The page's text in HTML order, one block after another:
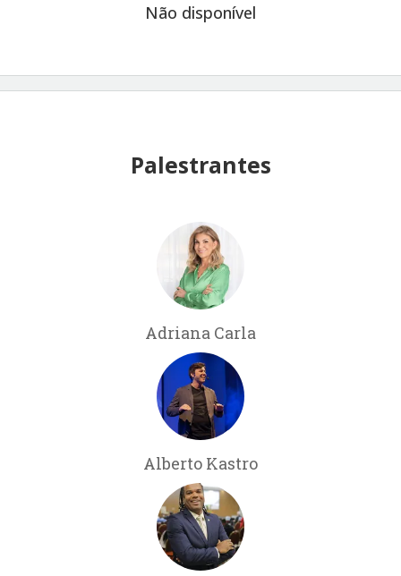
Não disponível
Palestrantes
Adriana Carla
Alberto Kastro